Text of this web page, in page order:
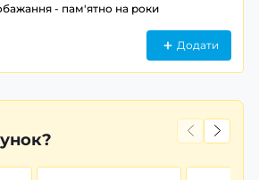
- пам'ятно на роки
Додати